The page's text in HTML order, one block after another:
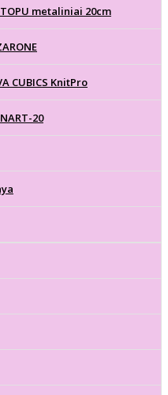
metaliniai 20cm
CUBICS KnitPro
20